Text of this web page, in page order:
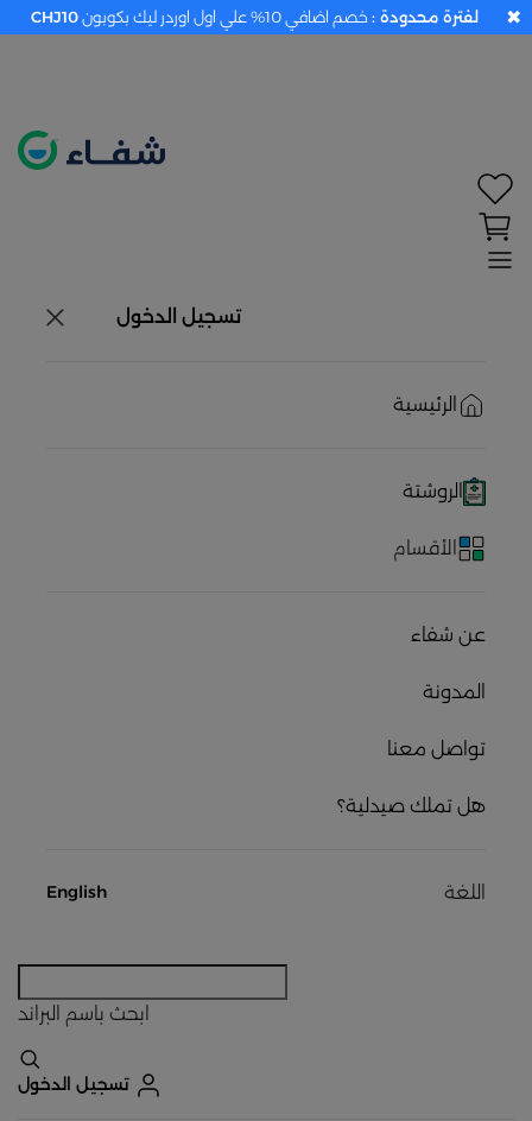
تسجيل الدخول
الرئيسية
الروشتة
الأقسام
عن شفاء
المدونة
تواصل معنا
هل تملك صيدلية؟
اللغة English
ابحث باسم البراند
تسجيل الدخول
لفترة محدودة : خصم اضافي 10% علي اول اوردر ليك بكوبون CHJ10 ✖